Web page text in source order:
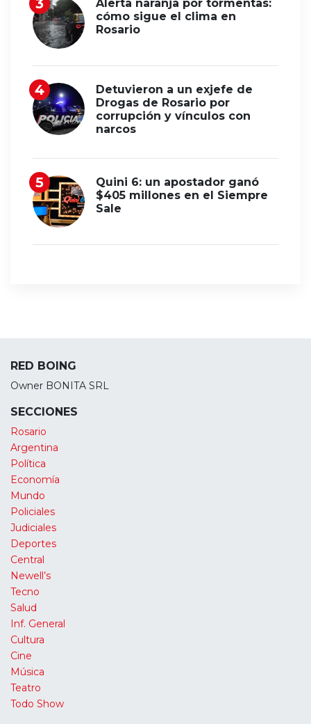
Alerta naranja por tormentas:
cómo sigue el clima en
Rosario
Detuvieron a un exjefe de
Drogas de Rosario por
corrupción y vínculos con
narcos
Quini 6: un apostador ganó
$405 millones en el Siempre
Sale
RED BOING
Owner BONITA SRL
SECCIONES
Rosario
Argentina
Política
Economía
Mundo
Policiales
Judiciales
Deportes
Central
Newell’s
Tecno
Salud
Inf. General
Cultura
Cine
Música
Teatro
Todo Show